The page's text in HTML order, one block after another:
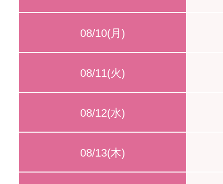
08/10(月)
08/11(火)
08/12(水)
08/13(木)